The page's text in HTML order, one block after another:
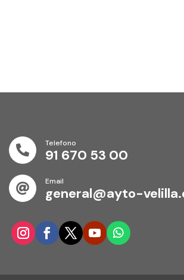

Telefono
91 670 53 00

Email
general@ayto-